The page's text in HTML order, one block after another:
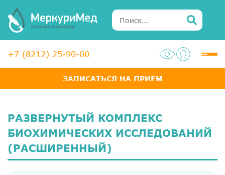
+7 (8212) 25-90-00
ЗАПИСАТЬСЯ НА ПРИЕМ
Услуги
Акции
Диагностика
РАЗВЕРНУТЫЙ КОМПЛЕКС
БИОХИМИЧЕСКИХ ИССЛЕДОВАНИЙ
(РАСШИРЕННЫЙ)